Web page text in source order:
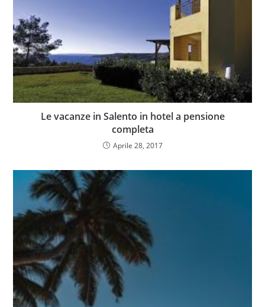
Le vacanze in Salento in hotel a pensione
completa
Aprile 28, 2017